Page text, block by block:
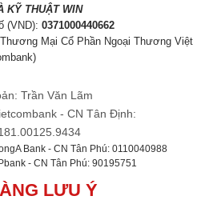
KỸ THUẬT WIN
(VND):0371000440662
Mại Cổ Phần Ngoại Thương Việt
Trần Văn Lãm
- CN Tân Định:
Bank - CN Tân Phú: 0110040988
- CN Tân Phú: 90195751
LƯU Ý